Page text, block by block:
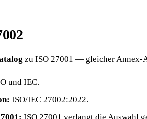
zu ISO 27001 — gleicher Annex-
und IEC.
ISO/IEC 27002:2022.